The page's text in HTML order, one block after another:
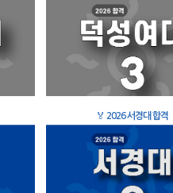
🏅 2026 서경대 합격